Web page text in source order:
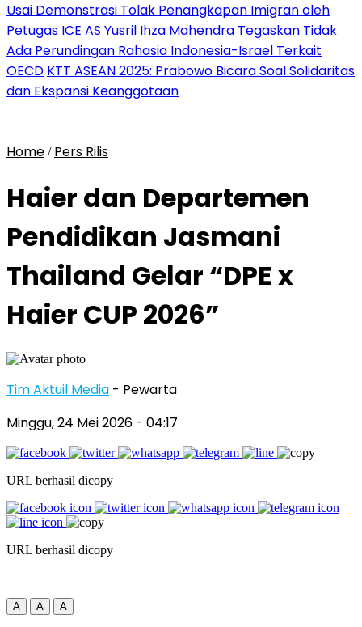
Usai Demonstrasi Tolak Penangkapan Imigran oleh
Petugas ICE AS Yusril Ihza Mahendra Tegaskan Tidak
Ada Perundingan Rahasia Indonesia-Israel Terkait
OECD KTT ASEAN 2025: Prabowo Bicara Soal Solidaritas
dan Ekspansi Keanggotaan
Home / Pers Rilis
Haier dan Departemen
Pendidikan Jasmani
Thailand Gelar “DPE x
Haier CUP 2026”
Tim Aktuil Media - Pewarta
Minggu, 24 Mei 2026 - 04:17
URL berhasil dicopy
URL berhasil dicopy
A A A